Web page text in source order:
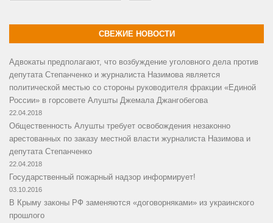
СВЕЖИЕ НОВОСТИ
Адвокаты предполагают, что возбуждение уголовного дела против
депутата Степанченко и журналиста Назимова является
политической местью со стороны руководителя фракции «Единой
России» в горсовете Алушты Джемала Джангобегова
22.04.2018
Общественность Алушты требует освобождения незаконно
арестованных по заказу местной власти журналиста Назимова и
депутата Степанченко
22.04.2018
Государственный пожарный надзор информирует!
03.10.2016
В Крыму законы РФ заменяются «договорняками» из украинского
прошлого